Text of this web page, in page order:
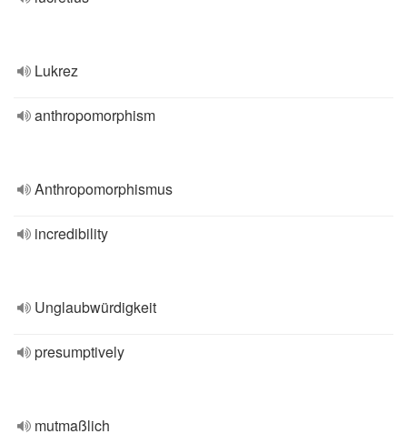
Lukrez
anthropomorphism
Anthropomorphismus
incredibility
Unglaubwürdigkeit
presumptively
mutmaßlich